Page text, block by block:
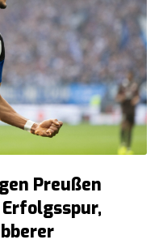
Preußen